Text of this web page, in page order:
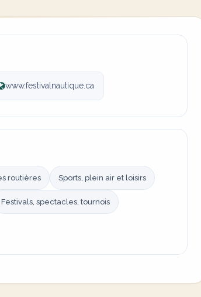
www.festivalnautique.ca
routières Sports, plein air et loisirs
Festivals, spectacles, tournois